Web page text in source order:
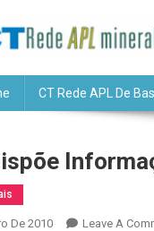
CT Rede APL De
De 2010 Leave A